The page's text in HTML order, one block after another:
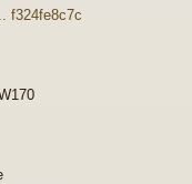
f324fe8c7c